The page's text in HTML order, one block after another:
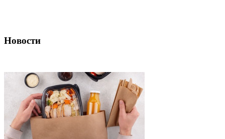
Новости